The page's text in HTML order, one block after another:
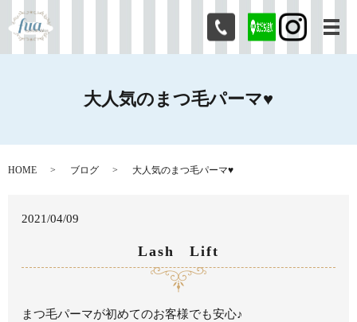
メ
大人気のまつ毛パーマ♥
HOME ブログ 大人気のまつ毛パーマ♥
2021/04/09
Lash Lift
まつ毛パーマが初めてのお客様でも安心♪